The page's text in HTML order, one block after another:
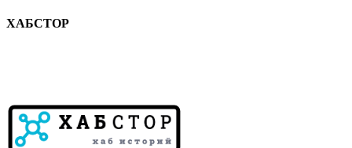
ХАБСТОР